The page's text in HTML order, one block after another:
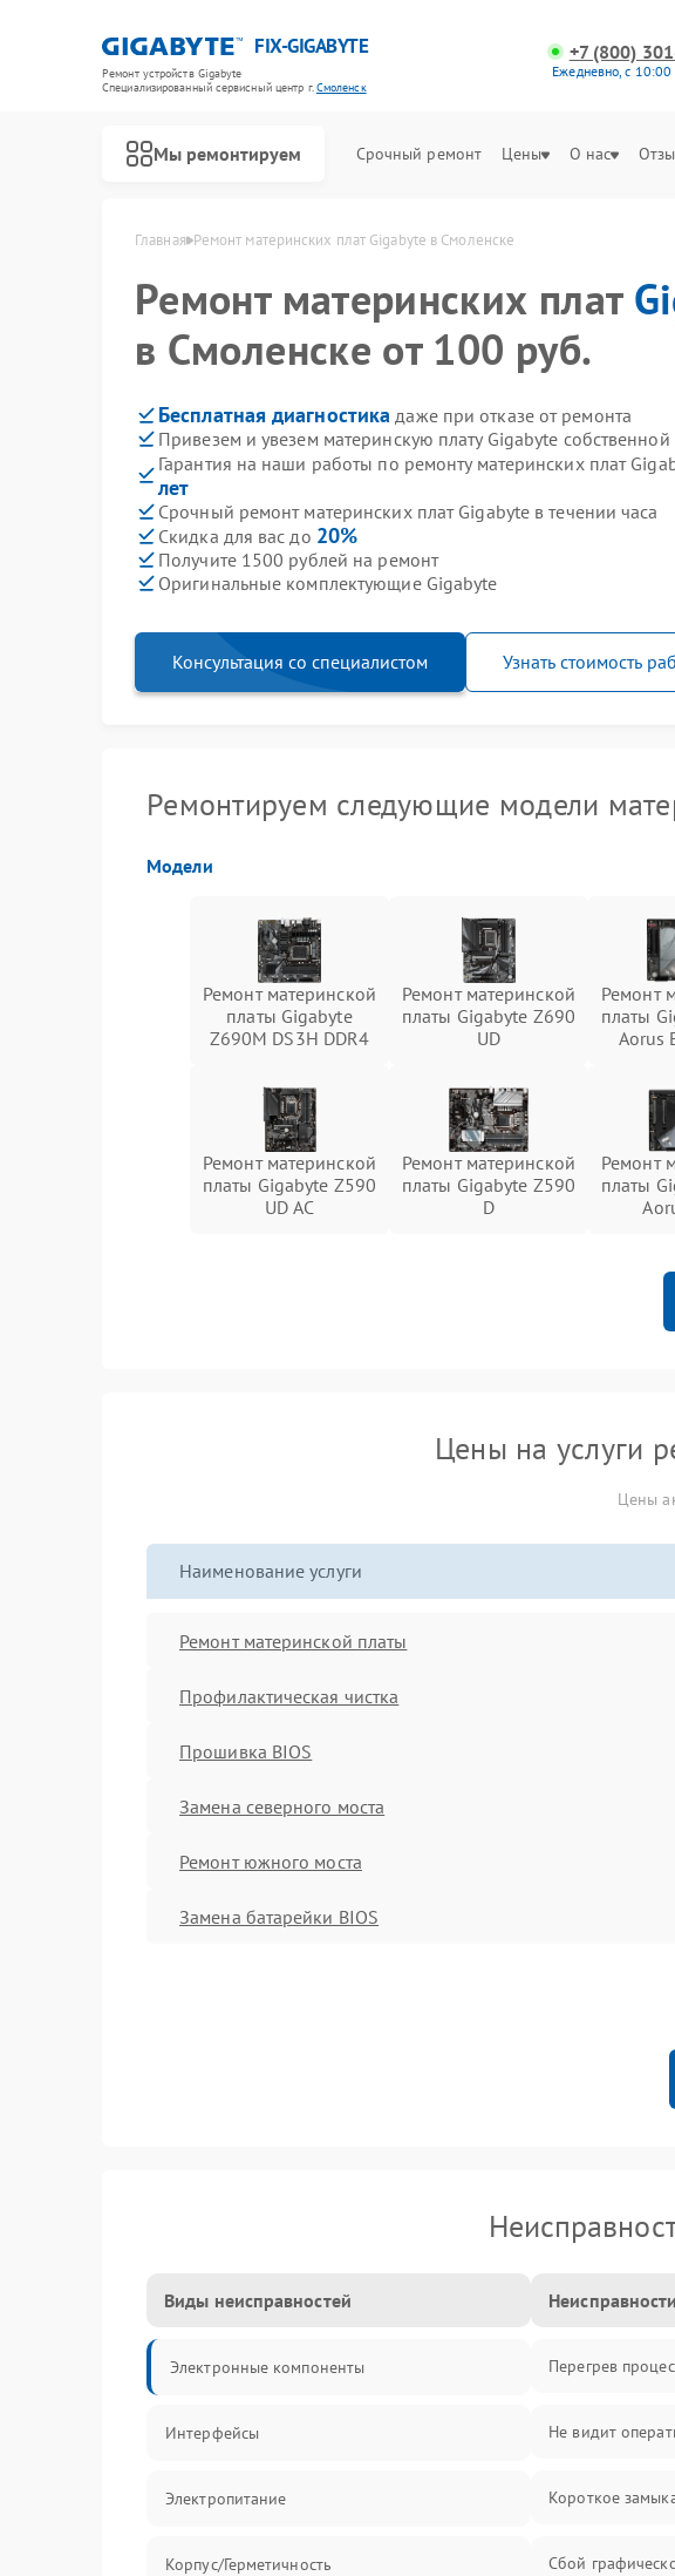
FIX-GIGABYTE
Ремонт устройств Gigabyte
Специализированный cервисный центр г.Смоленск
+7 (800)
Ежедневно, с
Мы ремонтируем Срочный ремонт Цены О нас
Главная Ремонт материнских плат Gigabyte в Смоленске
Ремонт материнских плат
в Смоленске от 100 руб.
Бесплатная диагностика даже при отказе от ремонта
Привезем и увезем материнскую плату Gigabyte собственной
Гарантия на наши работы по ремонту материнских плат
лет
Срочный ремонт материнских плат Gigabyte в течении часа
Скидка для вас до 20%
Получите 1500 рублей на ремонт
Оригинальные комплектующие Gigabyte
Консультация со специалистом Узнать стоимость
Ремонтируем следующие модели
Модели
Ремонт материнской
платы Gigabyte
Z690M DS3H DDR4
Ремонт материнской
платы Gigabyte Z690
UD
Ремонт
платы
Aorus
Ремонт материнской
платы Gigabyte Z590
UD AC
Ремонт материнской
платы Gigabyte Z590
D
Ремонт
платы
Цены на услуги
Цены
Наименование услуги
Ремонт материнской платы
Профилактическая чистка
Прошивка BIOS
Замена северного моста
Ремонт южного моста
Замена батарейки BIOS
Виды неисправностей
Электронные компоненты
Интерфейсы
Электропитание
Корпус/Герметичность
Неисправности
Перегрев
Не видит
Короткое
Сбой